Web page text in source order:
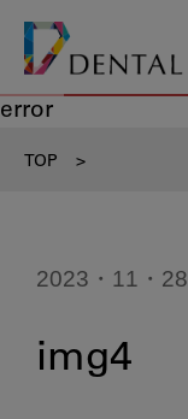
error
TOP >
2023・11・28
img4